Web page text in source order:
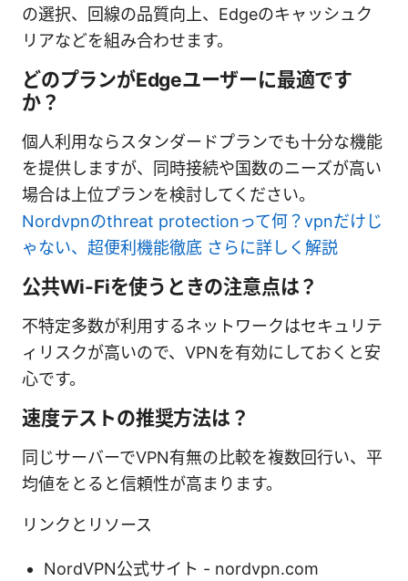
の選択、回線の品質向上、Edgeのキャッシュク
リアなどを組み合わせます。
どのプランがEdgeユーザーに最適です
か？
個人利用ならスタンダードプランでも十分な機能
を提供しますが、同時接続や国数のニーズが高い
場合は上位プランを検討してください。
Nordvpnのthreat protectionって何？vpnだけじ
ゃない、超便利機能徹底 さらに詳しく解説
公共Wi-Fiを使うときの注意点は？
不特定多数が利用するネットワークはセキュリテ
ィリスクが高いので、VPNを有効にしておくと安
心です。
速度テストの推奨方法は？
同じサーバーでVPN有無の比較を複数回行い、平
均値をとると信頼性が高まります。
リンクとリソース
NordVPN公式サイト - nordvpn.com